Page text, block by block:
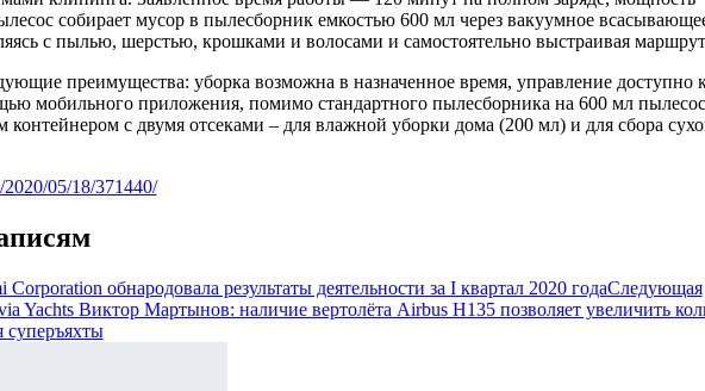
собирает мусор в пылесборник емкостью 600 мл через вакуумное
с пылью, шерстью, крошками и волосами и самостоятельно выстраивая
преимущества: уборка возможна в назначенное время, управление доступно
мобильного приложения, помимо стандартного пылесборника на 600 мл пылесос
с двумя отсеками – для влажной уборки дома (200 мл) и для сбора
2020/05/18/371440/
Corporation обнародовала результаты деятельности за I квартал 2020 годаСледующая
Yachts Виктор Мартынов: наличие вертолёта Airbus H135 позволяет увеличить
суперъяхты